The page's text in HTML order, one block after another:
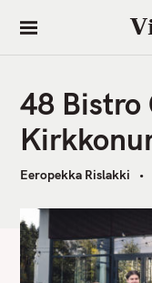
i
48 Bistro
Eeropekka Rislakki